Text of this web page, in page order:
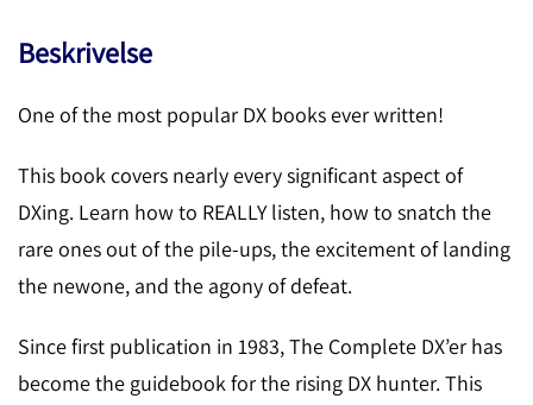
Beskrivelse
One of the most popular DX books ever written!
This book covers nearly every significant aspect of
DXing. Learn how to REALLY listen, how to snatch the
rare ones out of the pile-ups, the excitement of landing
the newone, and the agony of defeat.
Since first publication in 1983, The Complete DX’er has
become the guidebook for the rising DX hunter. This